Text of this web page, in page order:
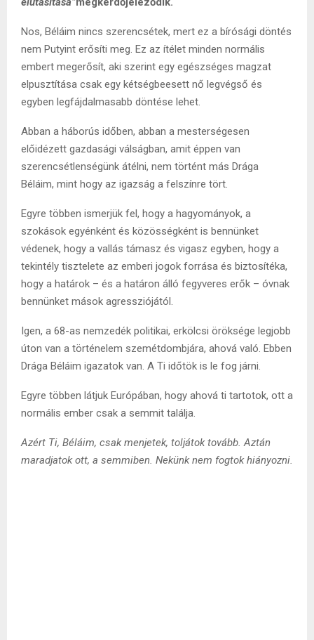
Nos, Béláim nincs szerencsétek, mert ez a bírósági döntés
nem Putyint erősíti meg. Ez az ítélet minden normális
embert megerősít, aki szerint egy egészséges magzat
elpusztítása csak egy kétségbeesett nő legvégső és
egyben legfájdalmasabb döntése lehet.
Abban a háborús időben, abban a mesterségesen
előidézett gazdasági válságban, amit éppen van
szerencsétlenségünk átélni, nem történt más Drága
Béláim, mint hogy az igazság a felszínre tört.
Egyre többen ismerjük fel, hogy a hagyományok, a
szokások egyénként és közösségként is bennünket
védenek, hogy a vallás támasz és vigasz egyben, hogy a
tekintély tisztelete az emberi jogok forrása és biztosítéka,
hogy a határok – és a határon álló fegyveres erők – óvnak
bennünket mások agressziójától.
Igen, a 68-as nemzedék politikai, erkölcsi öröksége legjobb
úton van a történelem szemétdombjára, ahová való. Ebben
Drága Béláim igazatok van. A Ti időtök is le fog járni.
Egyre többen látjuk Európában, hogy ahová ti tartotok, ott a
normális ember csak a semmit találja.
Azért Ti, Béláim, csak menjetek, toljátok tovább. Aztán
maradjatok ott, a semmiben. Nekünk nem fogtok hiányozni.